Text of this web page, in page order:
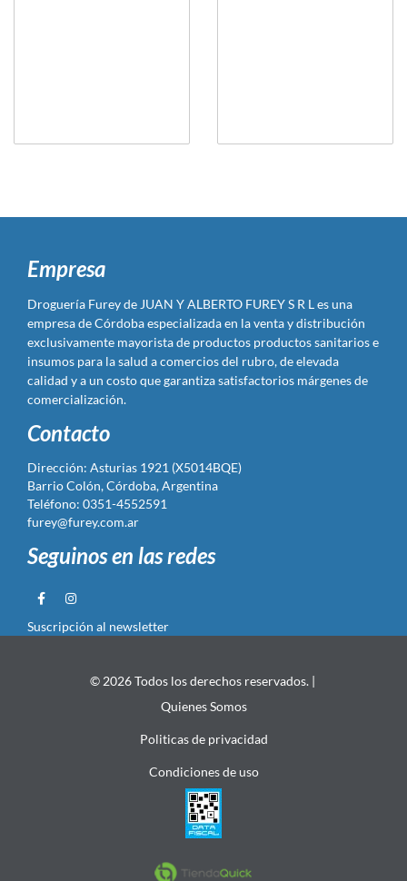
Empresa
Droguería Furey de JUAN Y ALBERTO FUREY S R L es una
empresa de Córdoba especializada en la venta y distribución
exclusivamente mayorista de productos productos sanitarios e
insumos para la salud a comercios del rubro, de elevada
calidad y a un costo que garantiza satisfactorios márgenes de
comercialización.
Contacto
Dirección: Asturias 1921 (X5014BQE)
Barrio Colón, Córdoba, Argentina
Teléfono: 0351-4552591
furey@furey.com.ar
Seguinos en las redes
Suscripción al newsletter
© 2026 Todos los derechos reservados. |
Quienes Somos
Politicas de privacidad
Condiciones de uso